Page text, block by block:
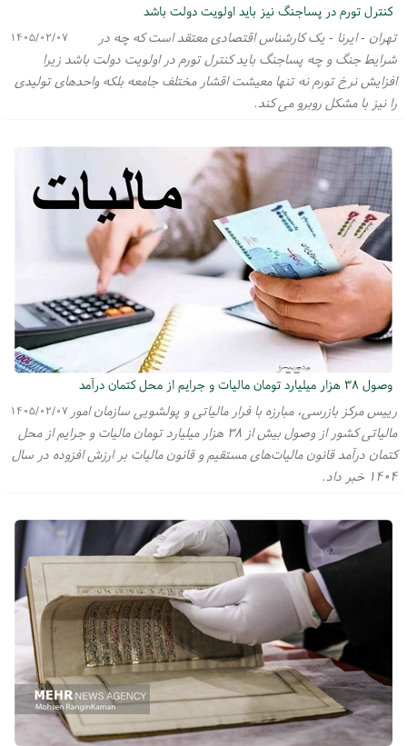
کنترل تورم در پساجنگ نیز باید اولویت دولت باشد
۱۴۰۵/۰۲/۰۷
تهران - ایرنا - یک کارشناس اقتصادی معتقد است که چه در
شرایط جنگ و چه پساجنگ باید کنترل تورم در اولویت دولت باشد زیرا
افزایش نرخ تورم نه تنها معیشت اقشار مختلف جامعه بلکه واحدهای تولیدی
را نیز با مشکل روبرو می کند.
وصول ۳۸ هزار میلیارد تومان مالیات و جرایم از محل کتمان درآمد
۱۴۰۵/۰۲/۰۷ رییس مرکز بازرسی، مبارزه با فرار مالیاتی و پولشویی سازمان امور
مالیاتی کشور از وصول بیش از ۳۸ هزار میلیارد تومان مالیات و جرایم از محل
کتمان درآمد قانون مالیات‌های مستقیم و قانون مالیات بر ارزش افزوده در سال‌
۱۴۰۴ خبر داد.